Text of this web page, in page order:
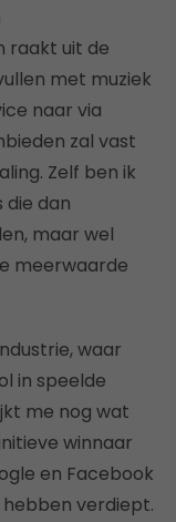
raakt uit de
met muziek
naar via
zal vast
Zelf ben ik
die dan
maar wel
meerwaarde
waar
in speelde
me nog wat
winnaar
en Facebook
verdiept.